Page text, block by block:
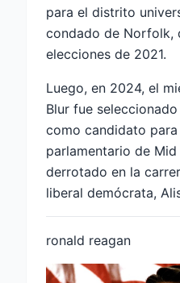
para el distrito
condado de Norfolk,
elecciones de 2021.
Luego, en 2024, el
Blur fue
como candidato para
parlamentario de Mid
derrotado en la
liberal demócrata,
ronald reagan